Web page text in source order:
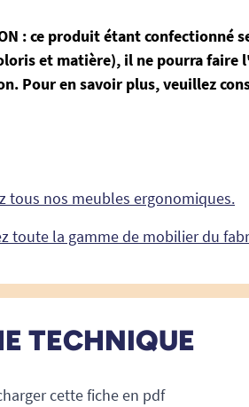
: ce produit étant confectionné
et matière), il ne pourra faire
Pour en savoir plus, veuillez
tous nos meubles ergonomiques.
toute la gamme de mobilier du
TECHNIQUE
cette fiche en pdf